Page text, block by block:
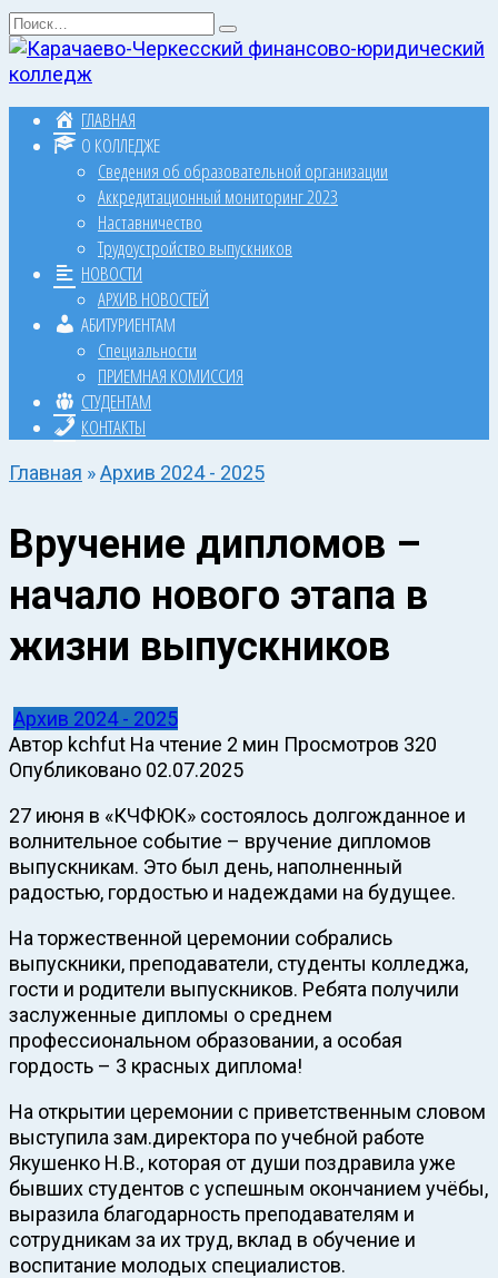
Перейти
к
содержанию
Search
for:
ГЛАВНАЯ
О КОЛЛЕДЖЕ
Сведения об образовательной организации
Аккредитационный мониторинг 2023
Наставничество
Трудоустройство выпускников
НОВОСТИ
АРХИВ НОВОСТЕЙ
АБИТУРИЕНТАМ
Специальности
ПРИЕМНАЯ КОМИССИЯ
СТУДЕНТАМ
КОНТАКТЫ
Главная »Архив 2024 - 2025
Вручение дипломов –
начало нового этапа в
жизни выпускников
Архив 2024 - 2025
Автор kchfut На чтение 2 мин Просмотров 320
Опубликовано 02.07.2025
27 июня в «КЧФЮК» состоялось долгожданное и
волнительное событие – вручение дипломов
выпускникам. Это был день, наполненный
радостью, гордостью и надеждами на будущее.
На торжественной церемонии собрались
выпускники, преподаватели, студенты колледжа,
гости и родители выпускников. Ребята получили
заслуженные дипломы о среднем
профессиональном образовании, а особая
гордость – 3 красных диплома!
На открытии церемонии с приветственным словом
выступила зам.директора по учебной работе
Якушенко Н.В., которая от души поздравила уже
бывших студентов с успешным окончанием учёбы,
выразила благодарность преподавателям и
сотрудникам за их труд, вклад в обучение и
воспитание молодых специалистов.